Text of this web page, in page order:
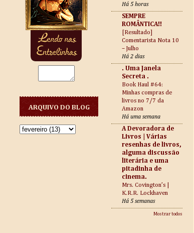
ARQUIVO DO BLOG
Há 5 horas
SEMPRE
ROMÂNTICA!!
[Resultado]
Comentarista Nota 10
– Julho
Há 2 dias
. Uma Janela
Secreta .
Book Haul #64:
Minhas compras de
livros no 7/7 da
Amazon
Há uma semana
A Devoradora de
Livros | Várias
resenhas de livros,
alguma discussão
literária e uma
pitadinha de
cinema.
Mrs. Covington’s |
K.R.R. Lockhaven
Há 5 semanas
Mostrar todos